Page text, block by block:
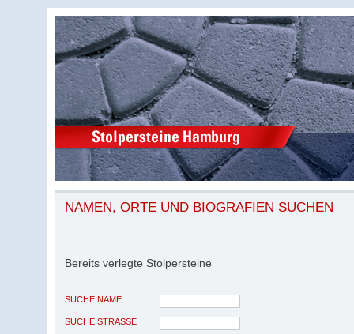
NAMEN, ORTE UND BIOGRAFIEN SUCHEN
Bereits verlegte Stolpersteine
SUCHE NAME
SUCHE STRASSE